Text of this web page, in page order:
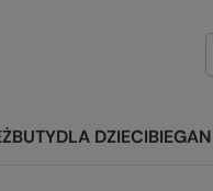
BUTYDLA DZIECI